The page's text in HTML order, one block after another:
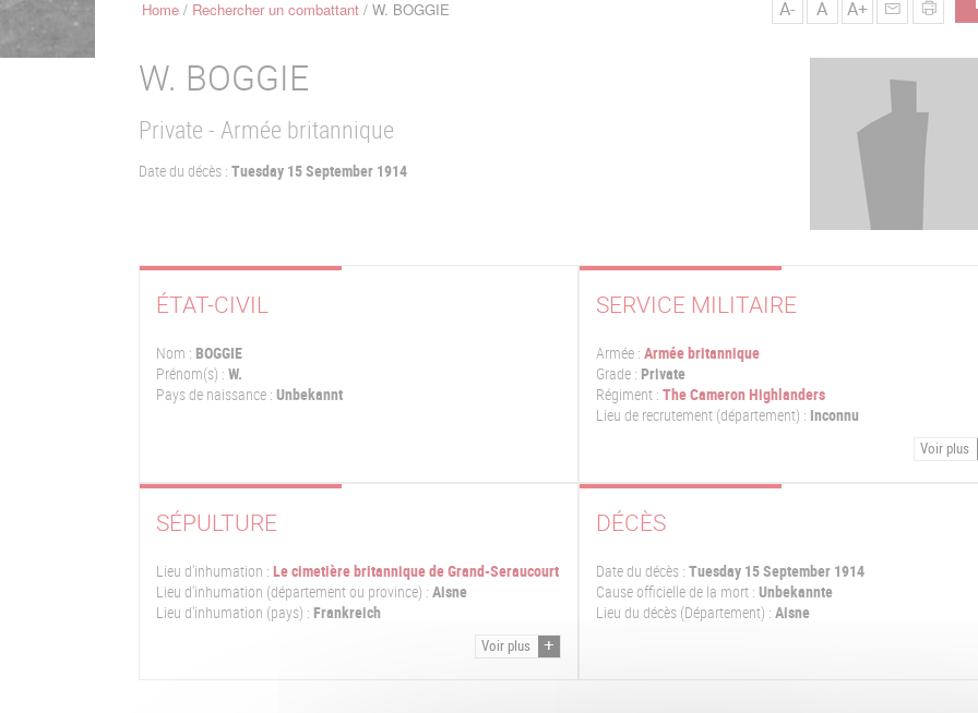
Breadcrumb
Home Rechercher un combattant W. BOGGIE A- A A+
W. BOGGIE
Private - Armée britannique
Date du décès : Tuesday 15 September 1914
ÉTAT-CIVIL
Nom : BOGGIE
Prénom(s) : W.
Pays de naissance : Unbekannt
SERVICE MILITAIRE
Armée : Armée britannique
Grade : Private
Régiment : The Cameron Highlanders
Lieu de recrutement (département) : Inconnu
Voir plus
SÉPULTURE
Lieu d'inhumation : Le cimetière britannique de Grand-Seraucourt
Lieu d'inhumation (département ou province) : Aisne
Lieu d'inhumation (pays) : Frankreich
Voir plus
DÉCÈS
Date du décès : Tuesday 15 September 1914
Cause officielle de la mort : Unbekannte
Lieu du décès (Département) : Aisne